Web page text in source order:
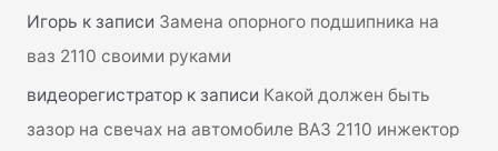
Игорь к записи Замена опорного подшипника на
ваз 2110 своими руками
видеорегистраторк записи Какой должен быть
зазор на свечах на автомобиле ВАЗ 2110 инжектор